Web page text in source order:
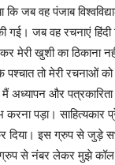
कि जब वह पंजाब
जब वह रचनाएं हिंदी
मेरी खुशी का ठिकाना
पश्चात तो मेरी
और पत्रकारिता
पड़ा।
इस ग्रुप से जुड़े
ग्रुप से नंबर लेकर मुझे